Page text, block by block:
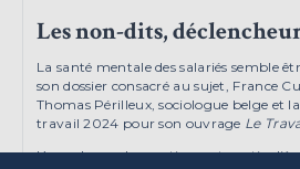
Les non-dits,
La santé mentale des salariés semble
son dossier consacré au sujet, France
Thomas Périlleux, sociologue belge et
travail 2024 pour son ouvrage Le
L’une de ses observations est